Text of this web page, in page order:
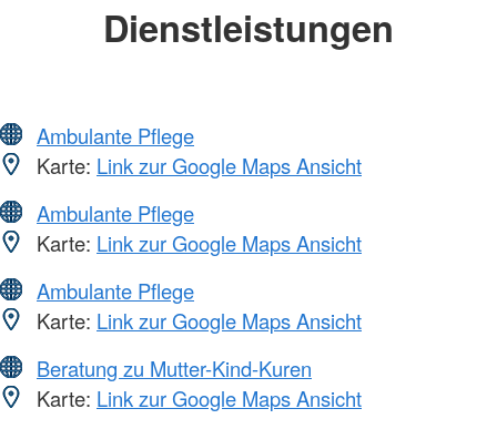
Dienstleistungen
Ambulante Pflege
Karte: Link zur Google Maps Ansicht
Ambulante Pflege
Karte: Link zur Google Maps Ansicht
Ambulante Pflege
Karte: Link zur Google Maps Ansicht
Beratung zu Mutter-Kind-Kuren
Karte: Link zur Google Maps Ansicht